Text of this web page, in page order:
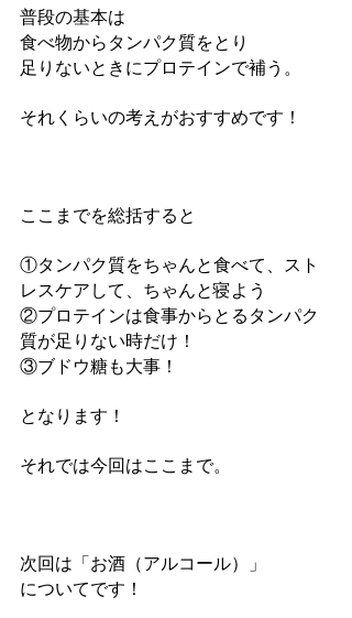
普段の基本は
食べ物からタンパク質をとり
足りないときにプロテインで補う。
それくらいの考えがおすすめです！
ここまでを総括すると
①タンパク質をちゃんと食べて、スト
レスケアして、ちゃんと寝よう
②プロテインは食事からとるタンパク
質が足りない時だけ！
③ブドウ糖も大事！
となります！
それでは今回はここまで。
次回は「お酒（アルコール）」
についてです！